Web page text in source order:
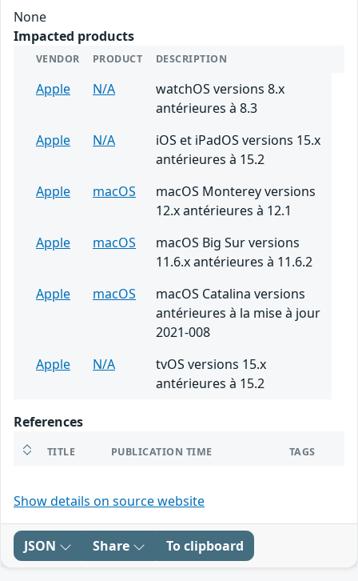
None
Impacted products
VENDOR PRODUCT DESCRIPTION
Apple N/A
watchOS versions 8.x
antérieures à 8.3
Apple
N/A
iOS et iPadOS versions 15.x
antérieures à 15.2
Apple
macOS
macOS Monterey versions
12.x antérieures à 12.1
Apple
macOS
macOS Big Sur versions
11.6.x antérieures à 11.6.2
Apple
macOS
macOS Catalina versions
antérieures à la mise à jour
2021-008
Apple
N/A
tvOS versions 15.x
antérieures à 15.2
References
TITLE PUBLICATION TIME TAGS
Show details on source website
JSON Share To clipboard